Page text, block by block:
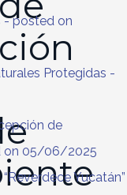
- posted on
Protegidas -
de
on 05/06/2025
Yucatán”